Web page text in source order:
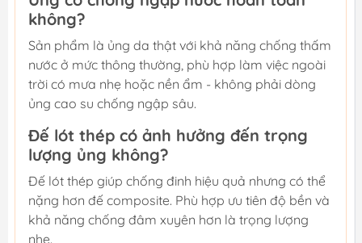
không?
Sản phẩm là ủng da thật với khả năng chống thấm
nước ở mức thông thường, phù hợp làm việc ngoài
trời có mưa nhẹ hoặc nền ẩm - không phải dòng
ủng cao su chống ngập sâu.
Đế lót thép có ảnh hưởng đến trọng
lượng ủng không?
Đế lót thép giúp chống đinh hiệu quả nhưng có thể
nặng hơn đế composite. Phù hợp ưu tiên độ bền và
khả năng chống đâm xuyên hơn là trọng lượng
nhẹ.